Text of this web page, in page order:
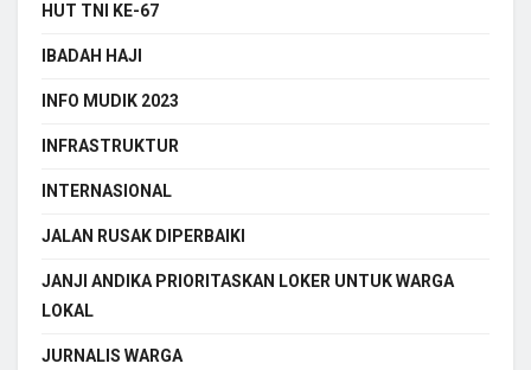
HUT TNI KE-67
IBADAH HAJI
INFO MUDIK 2023
INFRASTRUKTUR
INTERNASIONAL
JALAN RUSAK DIPERBAIKI
JANJI ANDIKA PRIORITASKAN LOKER UNTUK WARGA
LOKAL
JURNALIS WARGA